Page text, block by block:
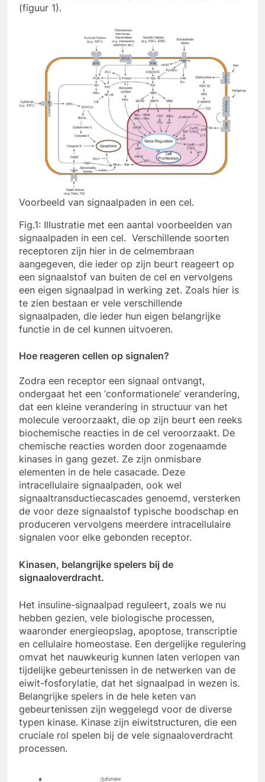
(figuur 1).
Voorbeeld van signaalpaden in een cel.
Fig.1: Illustratie met een aantal voorbeelden van
signaalpaden in een cel. Verschillende soorten
receptoren zijn hier in de celmembraan
aangegeven, die ieder op zijn beurt reageert op
een signaalstof van buiten de cel en vervolgens
een eigen signaalpad in werking zet. Zoals hier is
te zien bestaan er vele verschillende
signaalpaden, die ieder hun eigen belangrijke
functie in de cel kunnen uitvoeren.
Hoe reageren cellen op signalen?
Zodra een receptor een signaal ontvangt,
ondergaat het een ‘conformationele’ verandering,
dat een kleine verandering in structuur van het
molecule veroorzaakt, die op zijn beurt een reeks
biochemische reacties in de cel veroorzaakt. De
chemische reacties worden door zogenaamde
kinases in gang gezet. Ze zijn onmisbare
elementen in de hele casacade. Deze
intracellulaire signaalpaden, ook wel
signaaltransductiecascades genoemd, versterken
de voor deze signaalstof typische boodschap en
produceren vervolgens meerdere intracellulaire
signalen voor elke gebonden receptor.
Kinasen, belangrijke spelers bij de
signaaloverdracht.
Het insuline-signaalpad reguleert, zoals we nu
hebben gezien, vele biologische processen,
waaronder energieopslag, apoptose, transcriptie
en cellulaire homeostase. Een dergelijke regulering
omvat het nauwkeurig kunnen laten verlopen van
tijdelijke gebeurtenissen in de netwerken van de
eiwit-fosforylatie, dat het signaalpad in wezen is.
Belangrijke spelers in de hele keten van
gebeurtenissen zijn weggelegd voor de diverse
typen kinase. Kinase zijn eiwitstructuren, die een
cruciale rol spelen bij de vele signaaloverdracht
processen.